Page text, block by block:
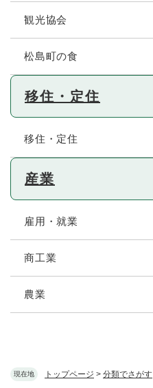
現在地 トップページ > 分類でさがす
観光協会
松島町の食
移住・定住
移住・定住
産業
雇用・就業
商工業
農業